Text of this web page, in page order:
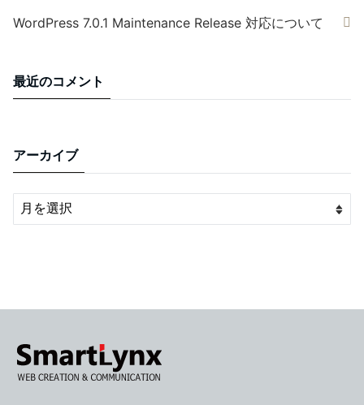
WordPress 7.0.1 Maintenance Release 対応について
最近のコメント
アーカイブ